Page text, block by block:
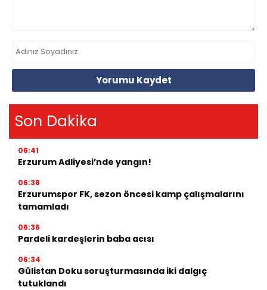
Yorumu Kaydet
Son Dakika
06:41
Erzurum Adliyesi’nde yangın!
06:38
Erzurumspor FK, sezon öncesi kamp çalışmalarını
tamamladı
06:36
Pardeli kardeşlerin baba acısı
06:34
Gülistan Doku soruşturmasında iki dalgıç
tutuklandı